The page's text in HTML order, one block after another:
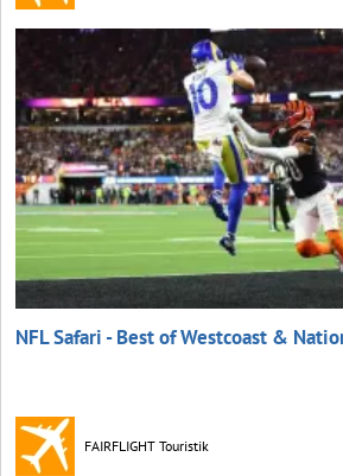
NFL Safari - Best of Westcoast &
FAIRFLIGHT Touristik